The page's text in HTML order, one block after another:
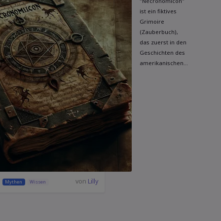
ist ein fiktives
Grimoire
(Zauberbuch),
das zuerst in den
Geschichten des
amerikanischen...
Mythen Wissen von Lilly